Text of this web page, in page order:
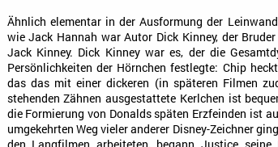
Ähnlich elementar in der Ausformung der
wie Jack Hannah war Autor Dick Kinney, der Bruder
Jack Kinney. Dick Kinney war es, der die
Persönlichkeiten der Hörnchen festlegte: Chip
das das mit einer dickeren (in späteren Filmen
stehenden Zähnen ausgestattete Kerlchen ist
die Formierung von Donalds späten Erzfeinden ist
umgekehrten Weg vieler anderer Disney-Zeichner